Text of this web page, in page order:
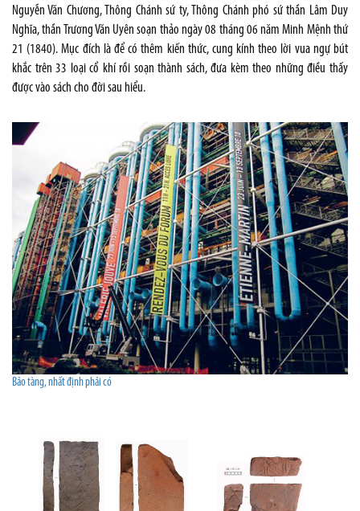
Nguyễn Văn Chương, Thông Chánh sứ ty, Thông Chánh phó sứ thần Lâm Duy
Nghĩa, thần Trương Văn Uyên soạn thảo ngày 08 tháng 06 năm Minh Mệnh thứ
21 (1840). Mục đích là để có thêm kiến thức, cung kính theo lời vua ngự bút
khắc trên 33 loại cổ khí rồi soạn thành sách, đưa kèm theo những điều thấy
được vào sách cho đời sau hiểu.
Bảo tàng, nhất định phải có